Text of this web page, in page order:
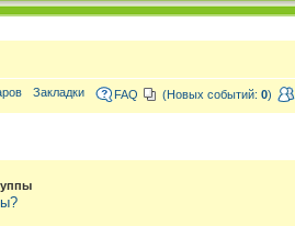
FAQ (Новых событий: 0)
Закладки